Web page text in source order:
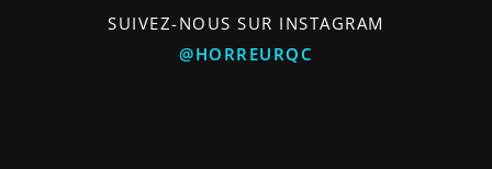
SUIVEZ-NOUS SUR INSTAGRAM
@HORREURQC